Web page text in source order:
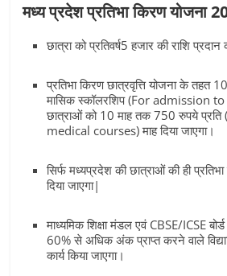
मध्य प्रदेश प्रतिभा किरण योजना
छात्रा को प्रतिवर्ष5 हजार की राशि प्रदान
प्रतिभा किरण छात्रवृत्ति योजना के तहत
मासिक स्कॉलरशिप (For admission
छात्राओं को 10 माह तक 750 रुपये
medical courses) माह दिया जाएगा।
सिर्फ मध्यप्रदेश की छात्राओं की ही
दिया जाएगा|
माध्यमिक शिक्षा मंडल एवं CBSE/ICSE बोर्ड
60% से अधिक अंक प्राप्त करने वाले
कार्य किया जाएगा।